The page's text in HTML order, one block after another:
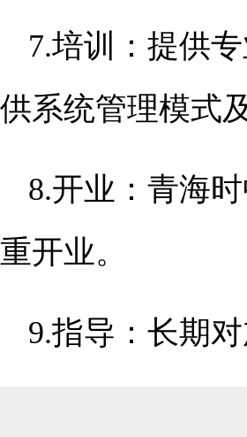
7.培训：提供
供系统管理模式
8.开业：青海
重开业。
9.指导：长期